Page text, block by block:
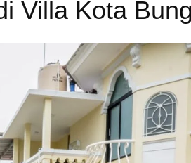
Villa Kota